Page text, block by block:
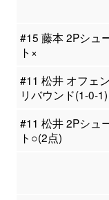
#15 藤本 2Pシュ
ト×
#11 松井 オフェ
リバウンド(1-0-1)
#11 松井 2Pシュ
ト○(2点)